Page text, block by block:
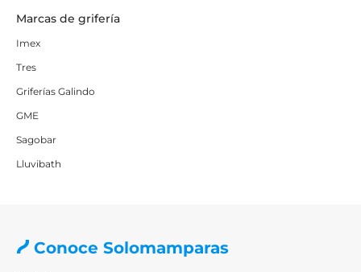
Marcas de grifería
Imex
Tres
Griferías Galindo
GME
Sagobar
Lluvibath
Conoce Solomamparas